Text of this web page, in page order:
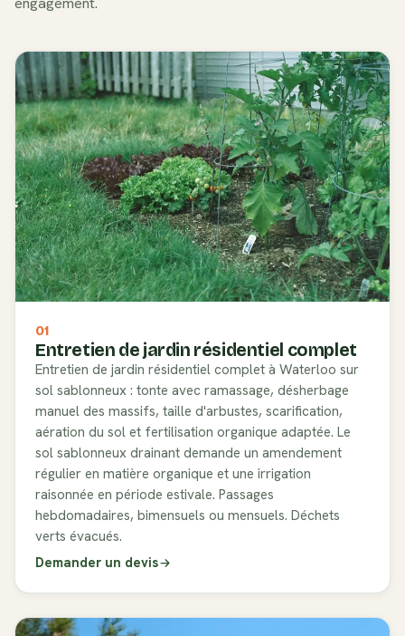
01
Entretien de jardin résidentiel complet
Entretien de jardin résidentiel complet à Waterloo sur
sol sablonneux : tonte avec ramassage, désherbage
manuel des massifs, taille d'arbustes, scarification,
aération du sol et fertilisation organique adaptée. Le
sol sablonneux drainant demande un amendement
régulier en matière organique et une irrigation
raisonnée en période estivale. Passages
hebdomadaires, bimensuels ou mensuels. Déchets
verts évacués.
Demander un devis